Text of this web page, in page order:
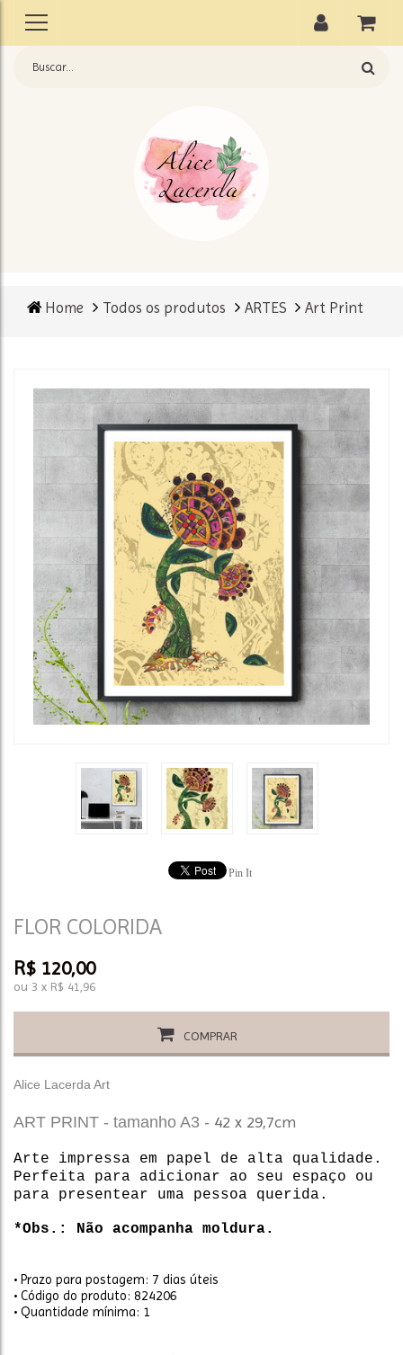
Home Todos os produtos ARTES Art Print
Pin It
FLOR COLORIDA
R$ 120,00
ou 3 x R$ 41,96
COMPRAR
Alice Lacerda Art
ART PRINT - tamanho A3 - 42 x 29,7cm
Arte impressa em papel de alta qualidade.
Perfeita para adicionar ao seu espaço ou
para presentear uma pessoa querida.
*Obs.: Não acompanha moldura.
• Prazo para postagem: 7 dias úteis
• Código do produto: 824206
• Quantidade mínima: 1